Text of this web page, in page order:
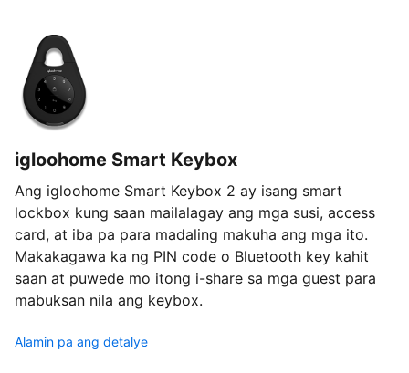
igloohome Smart Keybox
Ang igloohome Smart Keybox 2 ay isang smart
lockbox kung saan mailalagay ang mga susi, access
card, at iba pa para madaling makuha ang mga ito.
Makakagawa ka ng PIN code o Bluetooth key kahit
saan at puwede mo itong i-share sa mga guest para
mabuksan nila ang keybox.
Alamin pa ang detalye